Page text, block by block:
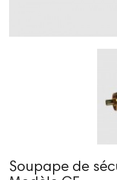
Soupape de